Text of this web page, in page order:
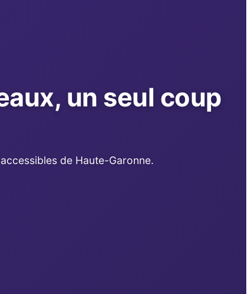
un seul coup
de Haute-Garonne.